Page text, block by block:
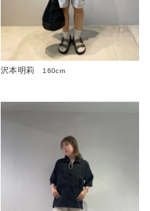
沢本明莉 160cm